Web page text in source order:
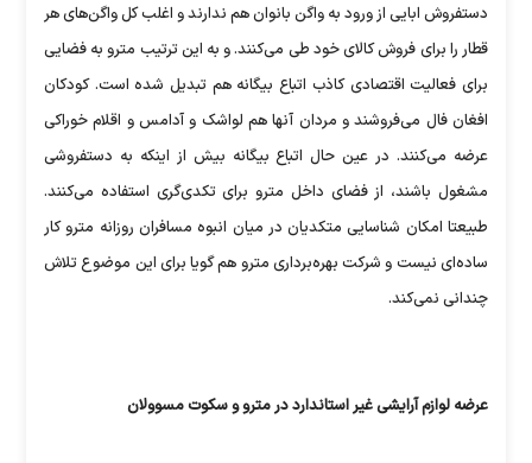
دستفروش ابایی از ورود به واگن بانوان هم ندارند و اغلب کل واگن‌های هر
قطار را برای فروش کالای خود طی می‌کنند. و به این ترتیب مترو به فضایی
برای فعالیت اقتصادی کاذب اتباع بیگانه هم تبدیل شده است. کودکان
افغان فال می‌فروشند و مردان آنها هم لواشک و آدامس و اقلام خوراکی
عرضه می‌کنند. در عین حال اتباع بیگانه بیش از اینکه به دستفروشی
مشغول باشند، از فضای داخل مترو برای تکدی‌گری استفاده می‌کنند.
طبیعتا امکان شناسایی متکدیان در میان انبوه مسافران روزانه مترو کار
ساده‌ای نیست و شرکت بهره‌برداری مترو هم گویا برای این موضوع تلاش
چندانی نمی‌کند.
عرضه لوازم آرایشی غیر استاندارد در مترو و سکوت مسوولان